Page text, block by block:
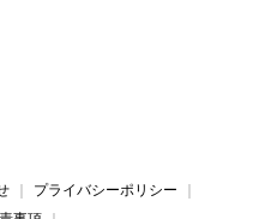
プライバシーポリシー